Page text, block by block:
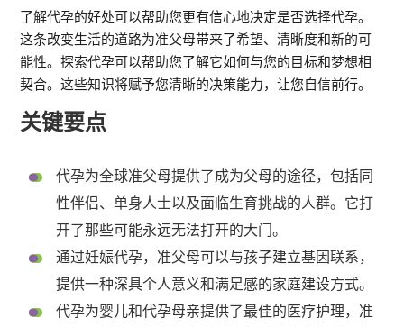
了解代孕的好处可以帮助您更有信心地决定是否选择代孕。
这条改变生活的道路为准父母带来了希望、清晰度和新的可
能性。探索代孕可以帮助您了解它如何与您的目标和梦想相
契合。这些知识将赋予您清晰的决策能力，让您自信前行。
关键要点
代孕为全球准父母提供了成为父母的途径，包括同
性伴侣、单身人士以及面临生育挑战的人群。它打
开了那些可能永远无法打开的大门。
通过妊娠代孕，准父母可以与孩子建立基因联系，
提供一种深具个人意义和满足感的家庭建设方式。
代孕为婴儿和代孕母亲提供了最佳的医疗护理，准